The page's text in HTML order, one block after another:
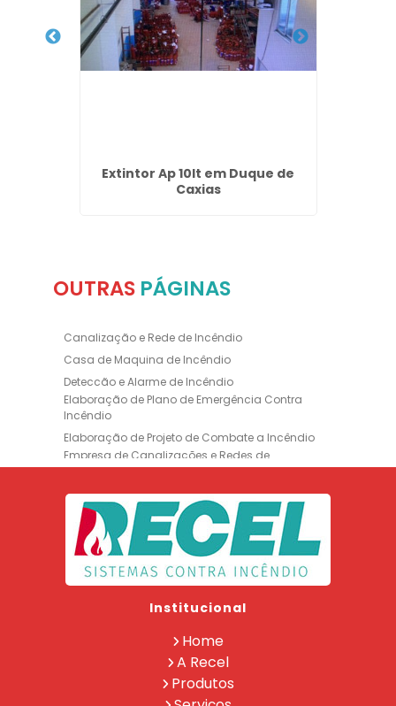
Extintor Ap 10lt em Duque de
Caxias
OUTRAS PÁGINAS
Canalização e Rede de Incêndio
Casa de Maquina de Incêndio
Deteccão e Alarme de Incêndio
Elaboração de Plano de Emergência Contra
Incêndio
Elaboração de Projeto de Combate a Incêndio
Empresa de Canalizações e Redes de
Incêndio
Empresa de Extintores
Empresa de Formação de Brigada
Empresa de Instalação de Luminária de
Emergência
Empresa de Instalação de para Raio
Empresa de Manutenção de Extintores
Empresa de Projeto de Segurança Contra
Empresa de Recarga de Extintores
Empresa de Treinamento de Brigada
Institucional
Home
A Recel
Produtos